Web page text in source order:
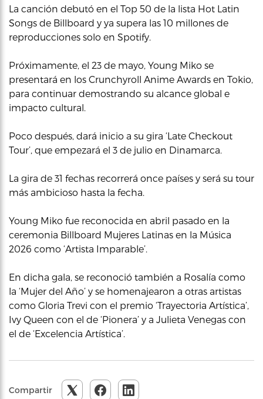
La canción debutó en el Top 50 de la lista Hot Latin
Songs de Billboard y ya supera las 10 millones de
reproducciones solo en Spotify.
Próximamente, el 23 de mayo, Young Miko se
presentará en los Crunchyroll Anime Awards en Tokio,
para continuar demostrando su alcance global e
impacto cultural.
Poco después, dará inicio a su gira ‘Late Checkout
Tour’, que empezará el 3 de julio en Dinamarca.
La gira de 31 fechas recorrerá once países y será su tour
más ambicioso hasta la fecha.
Young Miko fue reconocida en abril pasado en la
ceremonia Billboard Mujeres Latinas en la Música
2026 como ‘Artista Imparable’.
En dicha gala, se reconoció también a Rosalía como
la ‘Mujer del Año’ y se homenajearon a otras artistas
como Gloria Trevi con el premio ‘Trayectoria Artística’,
Ivy Queen con el de ‘Pionera’ y a Julieta Venegas con
el de ‘Excelencia Artística’.
Compartir